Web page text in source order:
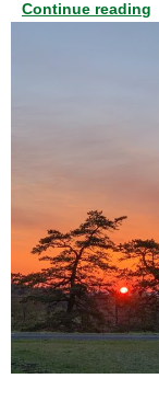
Continue reading